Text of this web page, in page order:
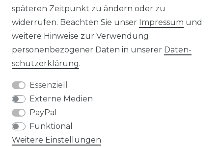
Wir versenden mit
späteren Zeitpunkt zu ändern oder zu
widerrufen. Beachten Sie unser Impressum und
weitere Hinweise zur Verwendung
personenbezogener Daten in unserer Daten­
schutz­erklärung.
Essenziell
Externe Medien
PayPal
Funktional
Weitere Einstellungen